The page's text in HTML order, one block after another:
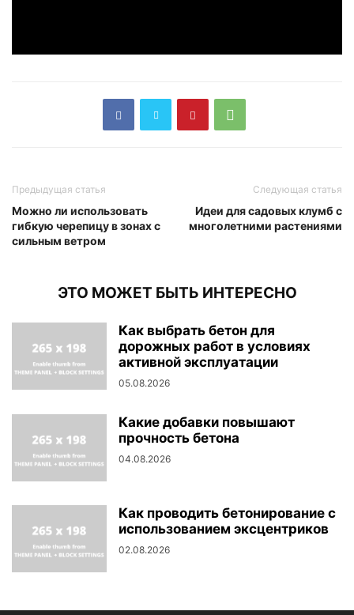
Предыдущая статья
Можно ли использовать
гибкую черепицу в зонах с
сильным ветром
Следующая статья
Идеи для садовых клумб с
многолетними растениями
ЭТО МОЖЕТ БЫТЬ ИНТЕРЕСНО
Как выбрать бетон для
дорожных работ в условиях
активной эксплуатации
05.08.2026
Какие добавки повышают
прочность бетона
04.08.2026
Как проводить бетонирование с
использованием эксцентриков
02.08.2026